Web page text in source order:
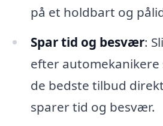
på et holdbart og
Spar tid og besvær:
efter automekanikere
de bedste tilbud
sparer tid og besvær.